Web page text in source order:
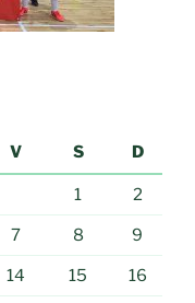
V S D
1 2
7 8 9
14 15 16